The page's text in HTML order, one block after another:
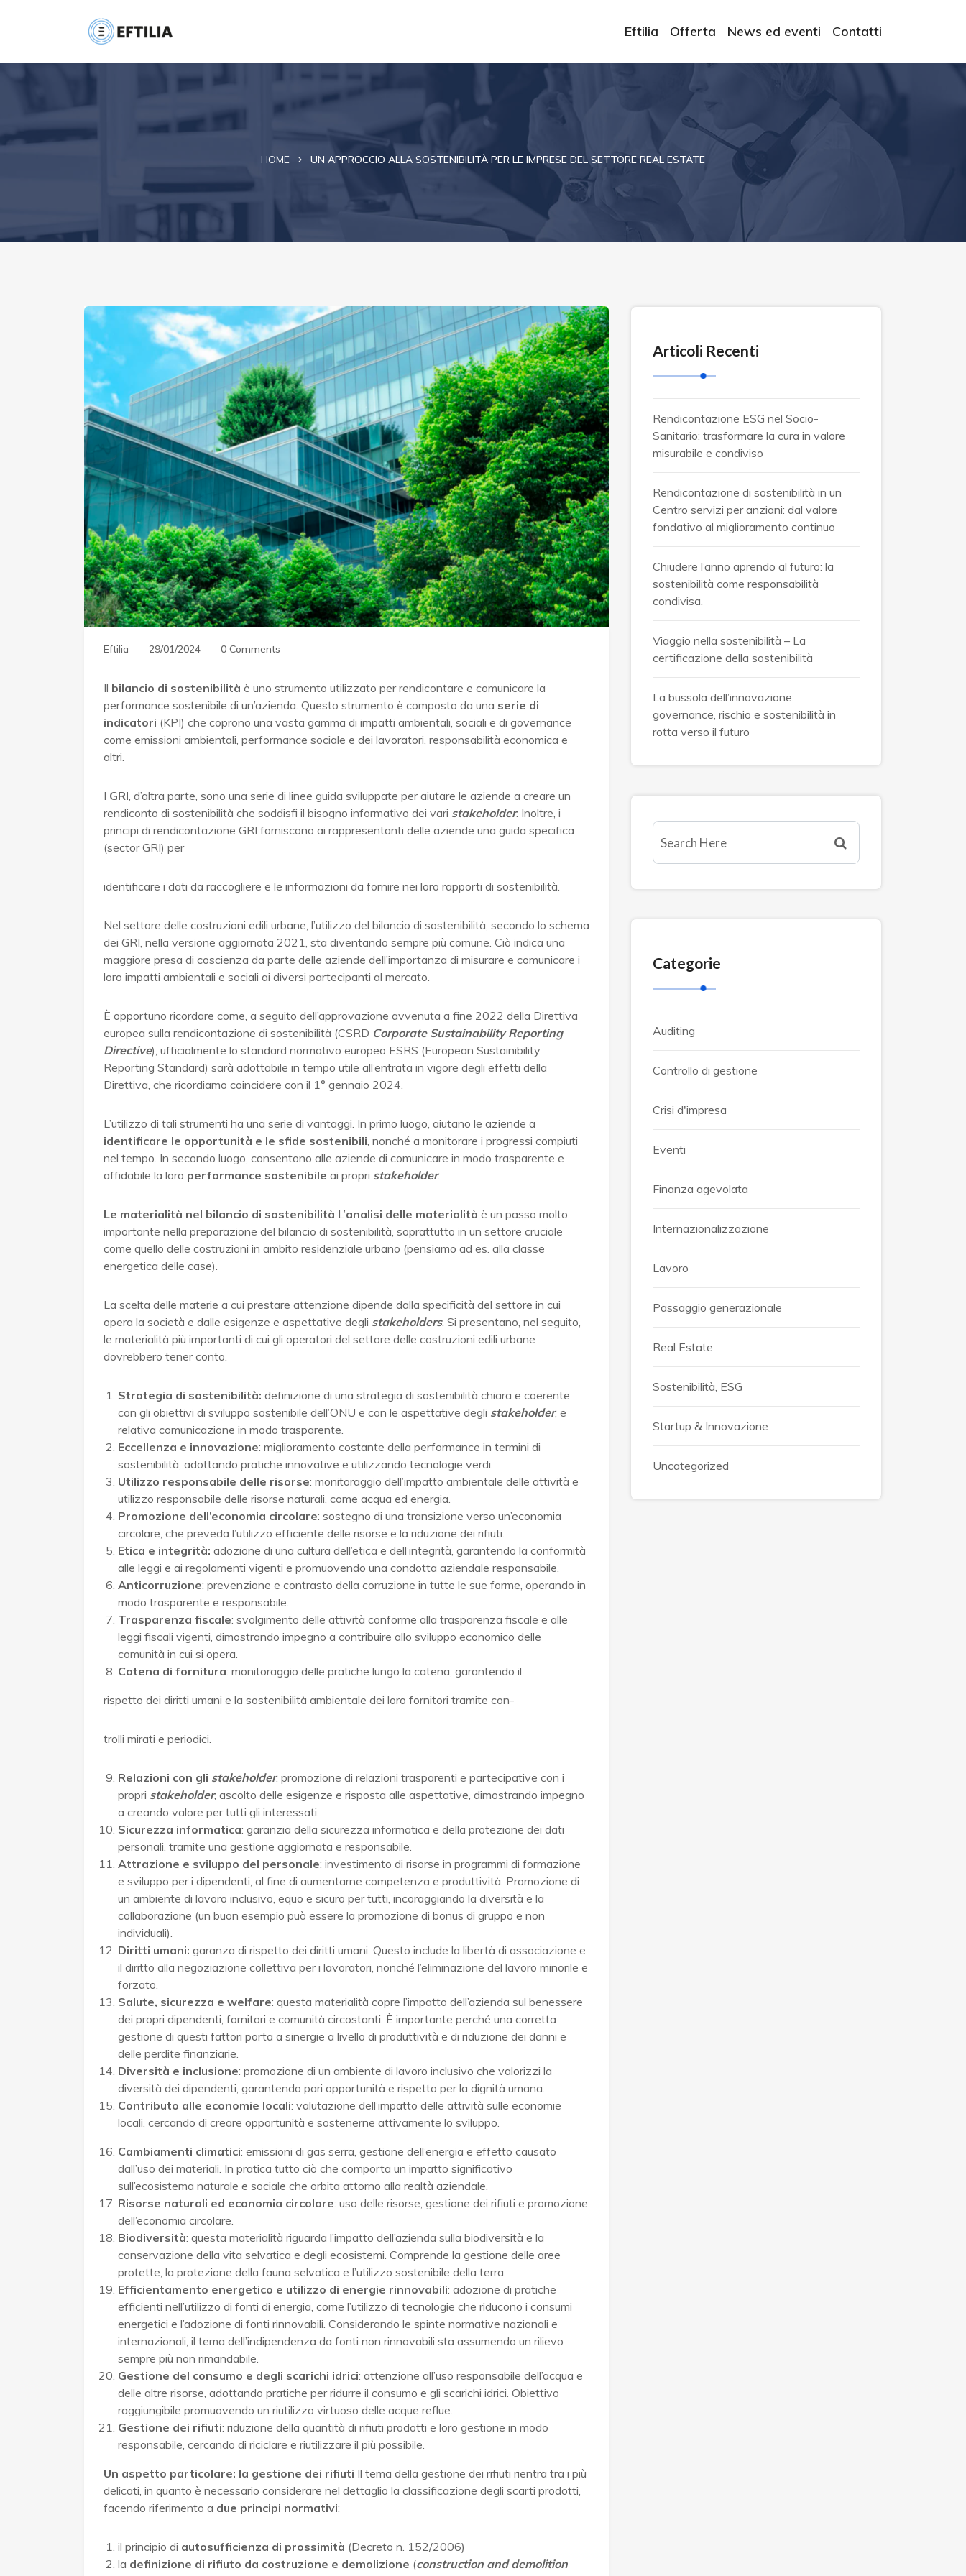
Eftilia Offerta News ed eventi Contatti
HOME UN APPROCCIO ALLA SOSTENIBILITÀ PER LE IMPRESE DEL SETTORE REAL ESTATE
Eftilia 29/01/2024 0 Comments
Il bilancio di sostenibilità è uno strumento utilizzato per rendicontare e comunicare la
performance sostenibile di un’azienda. Questo strumento è composto da una serie di
indicatori (KPI) che coprono una vasta gamma di impatti ambientali, sociali e di governance
come emissioni ambientali, performance sociale e dei lavoratori, responsabilità economica e
altri.
I GRI, d’altra parte, sono una serie di linee guida sviluppate per aiutare le aziende a creare un
rendiconto di sostenibilità che soddisfi il bisogno informativo dei vari stakeholder. Inoltre, i
principi di rendicontazione GRI forniscono ai rappresentanti delle aziende una guida specifica
(sector GRI) per
identificare i dati da raccogliere e le informazioni da fornire nei loro rapporti di sostenibilità.
Nel settore delle costruzioni edili urbane, l’utilizzo del bilancio di sostenibilità, secondo lo schema
dei GRI, nella versione aggiornata 2021, sta diventando sempre più comune. Ciò indica una
maggiore presa di coscienza da parte delle aziende dell’importanza di misurare e comunicare i
loro impatti ambientali e sociali ai diversi partecipanti al mercato.
È opportuno ricordare come, a seguito dell’approvazione avvenuta a fine 2022 della Direttiva
europea sulla rendicontazione di sostenibilità (CSRD Corporate Sustainability Reporting
Directive), ufficialmente lo standard normativo europeo ESRS (European Sustainibility
Reporting Standard) sarà adottabile in tempo utile all’entrata in vigore degli effetti della
Direttiva, che ricordiamo coincidere con il 1° gennaio 2024.
L’utilizzo di tali strumenti ha una serie di vantaggi. In primo luogo, aiutano le aziende a
identificare le opportunità e le sfide sostenibili, nonché a monitorare i progressi compiuti
nel tempo. In secondo luogo, consentono alle aziende di comunicare in modo trasparente e
affidabile la loro performance sostenibile ai propri stakeholder.
Le materialità nel bilancio di sostenibilità L’analisi delle materialità è un passo molto
importante nella preparazione del bilancio di sostenibilità, soprattutto in un settore cruciale
come quello delle costruzioni in ambito residenziale urbano (pensiamo ad es. alla classe
energetica delle case).
La scelta delle materie a cui prestare attenzione dipende dalla specificità del settore in cui
opera la società e dalle esigenze e aspettative degli stakeholders. Si presentano, nel seguito,
le materialità più importanti di cui gli operatori del settore delle costruzioni edili urbane
dovrebbero tener conto.
Strategia di sostenibilità: definizione di una strategia di sostenibilità chiara e coerente
con gli obiettivi di sviluppo sostenibile dell’ONU e con le aspettative degli stakeholder, e
relativa comunicazione in modo trasparente.
Eccellenza e innovazione: miglioramento costante della performance in termini di
sostenibilità, adottando pratiche innovative e utilizzando tecnologie verdi.
Utilizzo responsabile delle risorse: monitoraggio dell’impatto ambientale delle attività e
utilizzo responsabile delle risorse naturali, come acqua ed energia.
Promozione dell’economia circolare: sostegno di una transizione verso un’economia
circolare, che preveda l’utilizzo efficiente delle risorse e la riduzione dei rifiuti.
Etica e integrità: adozione di una cultura dell’etica e dell’integrità, garantendo la conformità
alle leggi e ai regolamenti vigenti e promuovendo una condotta aziendale responsabile.
Anticorruzione: prevenzione e contrasto della corruzione in tutte le sue forme, operando in
modo trasparente e responsabile.
Trasparenza fiscale: svolgimento delle attività conforme alla trasparenza fiscale e alle
leggi fiscali vigenti, dimostrando impegno a contribuire allo sviluppo economico delle
comunità in cui si opera.
Catena di fornitura: monitoraggio delle pratiche lungo la catena, garantendo il
rispetto dei diritti umani e la sostenibilità ambientale dei loro fornitori tramite con-
trolli mirati e periodici.
Relazioni con gli stakeholder: promozione di relazioni trasparenti e partecipative con i
propri stakeholder, ascolto delle esigenze e risposta alle aspettative, dimostrando impegno
a creando valore per tutti gli interessati.
Sicurezza informatica: garanzia della sicurezza informatica e della protezione dei dati
personali, tramite una gestione aggiornata e responsabile.
Attrazione e sviluppo del personale: investimento di risorse in programmi di formazione
e sviluppo per i dipendenti, al fine di aumentarne competenza e produttività. Promozione di
un ambiente di lavoro inclusivo, equo e sicuro per tutti, incoraggiando la diversità e la
collaborazione (un buon esempio può essere la promozione di bonus di gruppo e non
individuali).
Diritti umani: garanza di rispetto dei diritti umani. Questo include la libertà di associazione e
il diritto alla negoziazione collettiva per i lavoratori, nonché l’eliminazione del lavoro minorile e
forzato.
Salute, sicurezza e welfare: questa materialità copre l’impatto dell’azienda sul benessere
dei propri dipendenti, fornitori e comunità circostanti. È importante perché una corretta
gestione di questi fattori porta a sinergie a livello di produttività e di riduzione dei danni e
delle perdite finanziarie.
Diversità e inclusione: promozione di un ambiente di lavoro inclusivo che valorizzi la
diversità dei dipendenti, garantendo pari opportunità e rispetto per la dignità umana.
Contributo alle economie locali: valutazione dell’impatto delle attività sulle economie
locali, cercando di creare opportunità e sostenerne attivamente lo sviluppo.
Cambiamenti climatici: emissioni di gas serra, gestione dell’energia e effetto causato
dall’uso dei materiali. In pratica tutto ciò che comporta un impatto significativo
sull’ecosistema naturale e sociale che orbita attorno alla realtà aziendale.
Risorse naturali ed economia circolare: uso delle risorse, gestione dei rifiuti e promozione
dell’economia circolare.
Biodiversità: questa materialità riguarda l’impatto dell’azienda sulla biodiversità e la
conservazione della vita selvatica e degli ecosistemi. Comprende la gestione delle aree
protette, la protezione della fauna selvatica e l’utilizzo sostenibile della terra.
Efficientamento energetico e utilizzo di energie rinnovabili: adozione di pratiche
efficienti nell’utilizzo di fonti di energia, come l’utilizzo di tecnologie che riducono i consumi
energetici e l’adozione di fonti rinnovabili. Considerando le spinte normative nazionali e
internazionali, il tema dell’indipendenza da fonti non rinnovabili sta assumendo un rilievo
sempre più non rimandabile.
Gestione del consumo e degli scarichi idrici: attenzione all’uso responsabile dell’acqua e
delle altre risorse, adottando pratiche per ridurre il consumo e gli scarichi idrici. Obiettivo
raggiungibile promuovendo un riutilizzo virtuoso delle acque reflue.
Gestione dei rifiuti: riduzione della quantità di rifiuti prodotti e loro gestione in modo
responsabile, cercando di riciclare e riutilizzare il più possibile.
Un aspetto particolare: la gestione dei rifiuti Il tema della gestione dei rifiuti rientra tra i più
delicati, in quanto è necessario considerare nel dettaglio la classificazione degli scarti prodotti,
facendo riferimento a due principi normativi:
il principio di autosufficienza di prossimità (Decreto n. 152/2006)
la definizione di rifiuto da costruzione e demolizione (construction and demolition
Articoli Recenti
Rendicontazione ESG nel Socio-
Sanitario: trasformare la cura in valore
misurabile e condiviso
Rendicontazione di sostenibilità in un
Centro servizi per anziani: dal valore
fondativo al miglioramento continuo
Chiudere l’anno aprendo al futuro: la
sostenibilità come responsabilità
condivisa.
Viaggio nella sostenibilità – La
certificazione della sostenibilità
La bussola dell’innovazione:
governance, rischio e sostenibilità in
rotta verso il futuro
Categorie
Auditing
Controllo di gestione
Crisi d'impresa
Eventi
Finanza agevolata
Internazionalizzazione
Lavoro
Passaggio generazionale
Real Estate
Sostenibilità, ESG
Startup & Innovazione
Uncategorized